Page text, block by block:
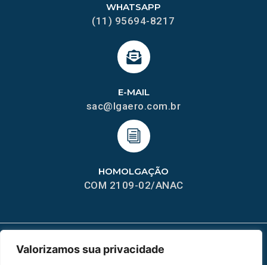
Valorizamos sua privacidade
HOMOLGAÇÃO
COM 2109-02/ANAC
E-MAIL
sac@lgaero.com.br
WHATSAPP
(11) 95694-8217